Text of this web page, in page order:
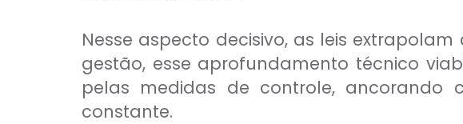
Nesse aspecto decisivo, as leis
gestão, esse aprofundamento técnico
pelas medidas de controle, ancorando
constante.